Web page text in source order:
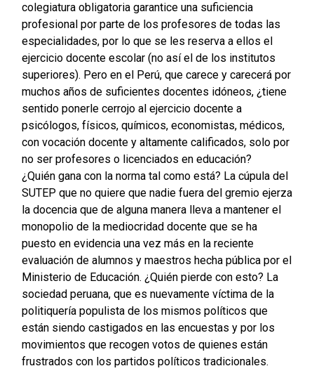
colegiatura obligatoria garantice una suficiencia
profesional por parte de los profesores de todas las
especialidades, por lo que se les reserva a ellos el
ejercicio docente escolar (no así el de los institutos
superiores). Pero en el Perú, que carece y carecerá por
muchos años de suficientes docentes idóneos, ¿tiene
sentido ponerle cerrojo al ejercicio docente a
psicólogos, físicos, químicos, economistas, médicos,
con vocación docente y altamente calificados, solo por
no ser profesores o licenciados en educación?
¿Quién gana con la norma tal como está? La cúpula del
SUTEP que no quiere que nadie fuera del gremio ejerza
la docencia que de alguna manera lleva a mantener el
monopolio de la mediocridad docente que se ha
puesto en evidencia una vez más en la reciente
evaluación de alumnos y maestros hecha pública por el
Ministerio de Educación. ¿Quién pierde con esto? La
sociedad peruana, que es nuevamente víctima de la
politiquería populista de los mismos políticos que
están siendo castigados en las encuestas y por los
movimientos que recogen votos de quienes están
frustrados con los partidos políticos tradicionales.